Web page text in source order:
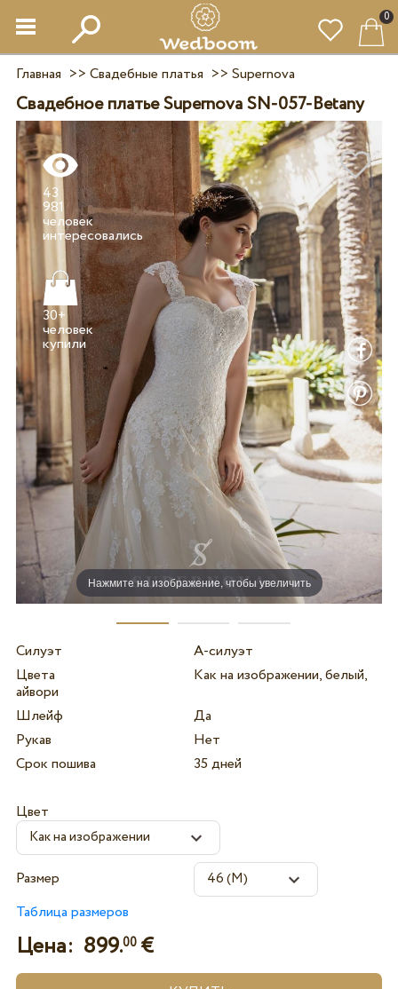
0
Главная >> Свадебные платья >> Supernova
Свадебное платье Supernova SN-057-Betany
Нажмите на изображение, чтобы увеличить
43
981
человек
интересовались
30+
человек
купили
Силуэт
А-силуэт
Цвета
Как на изображении, белый,
айвори
Шлейф
Да
Рукав
Нет
Срок пошива
35 дней
Цвет
Размер
Таблица размеров
Цена: 899.00€